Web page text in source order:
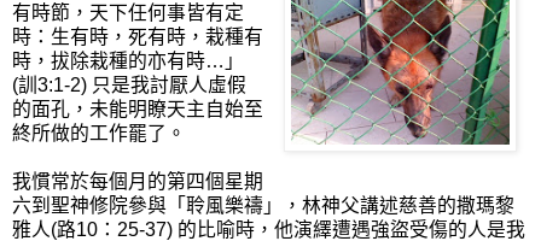
有時節，天下任何事皆有定
時：生有時，死有時，栽種有
時，拔除栽種的亦有時…」
(訓3:1-2) 只是我討厭人虛假
的面孔，未能明瞭天主自始至
終所做的工作罷了。
我慣常於每個月的第四個星期
六到聖神修院參與「聆風樂禱」，林神父講述慈善的撒瑪黎
雅人(路10：25-37) 的比喻時，他演繹遭遇強盜受傷的人是我